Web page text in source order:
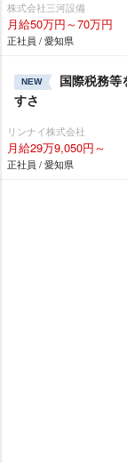
株式会社三河設備
月給50万円～70万円
正社員 / 愛知県
NEW
国際税務
すさ
リンナイ株式会社
月給29万9,050円～
正社員 / 愛知県